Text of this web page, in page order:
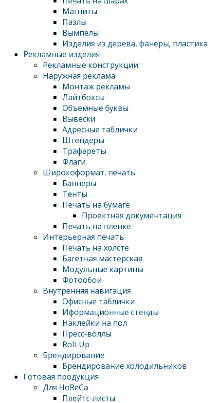
Магниты
Пазлы
Вымпелы
Изделия из дерева, фанеры, пластика
Рекламные изделия
Рекламные конструкции
Наружная реклама
Монтаж рекламы
Лайтбоксы
Объемные буквы
Вывески
Адресные таблички
Штендеры
Трафареты
Флаги
Широкоформат. печать
Баннеры
Тенты
Печать на бумаге
Проектная документация
Печать на пленке
Интерьерная печать
Печать на холсте
Багетная мастерская
Модульные картины
Фотообои
Внутренняя навигация
Офисные таблички
Иформационные стенды
Наклейки на пол
Пресс-воллы
Roll-Up
Брендирование
Брендирование холодильников
Готовая продукция
Для HoReCa
Плейтс-листы